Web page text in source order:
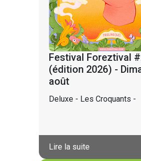
Festival Foreztival
(édition 2026) -
août
Deluxe - Les Croquants -
Lire la suite